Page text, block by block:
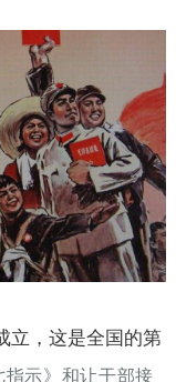
立，这是全国的第
示》和让干部接